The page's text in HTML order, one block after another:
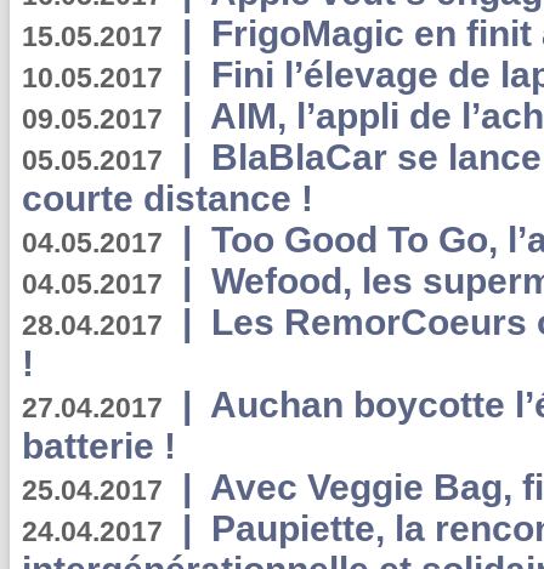
15.05.2017 | FrigoMagic en
10.05.2017 | Fini l’élevage de
09.05.2017 | AIM, l’appli de
05.05.2017 | BlaBlaCar se
courte distance !
04.05.2017 | Too Good To Go,
04.05.2017 | Wefood, les
28.04.2017 | Les RemorCoeurs
!
27.04.2017 | Auchan boycotte
batterie !
25.04.2017 | Avec Veggie Bag,
24.04.2017 | Paupiette, la